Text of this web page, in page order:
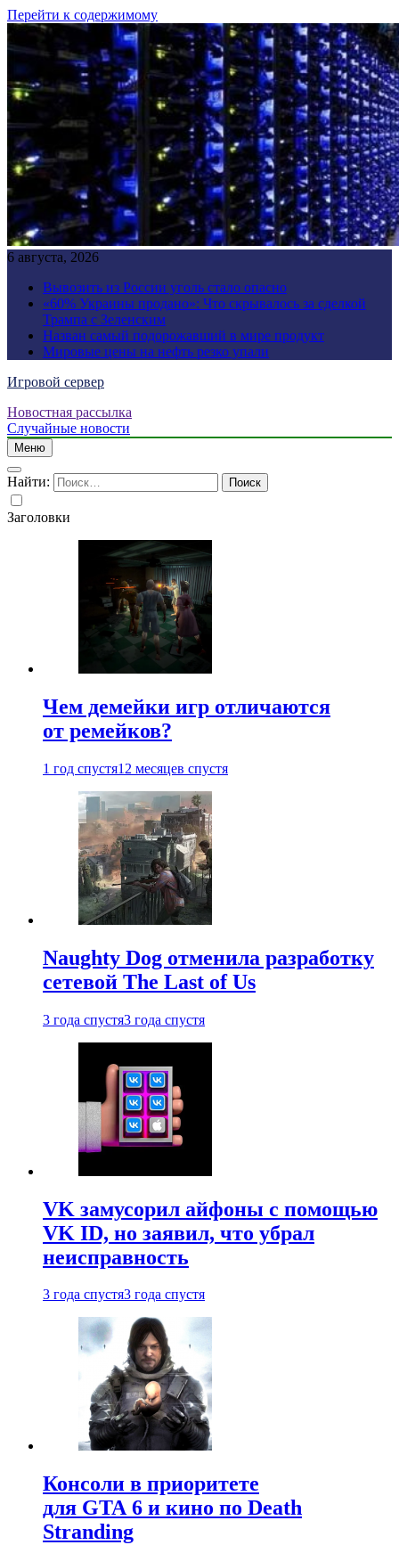
Перейти к содержимому
6 августа, 2026
Вывозить из России уголь стало опасно
«60% Украины продано»: Что скрывалось за сделкой
Трампа с Зеленским
Назван самый подорожавший в мире продукт
Мировые цены на нефть резко упали
Игровой сервер
Новостная рассылка
Случайные новости
Меню
Найти:
Заголовки
Чем демейки игр отличаются
от ремейков?
1 год спустя12 месяцев спустя
Naughty Dog отменила разработку
сетевой The Last of Us
3 года спустя3 года спустя
VK замусорил айфоны с помощью
VK ID, но заявил, что убрал
неисправность
3 года спустя3 года спустя
Консоли в приоритете
для GTA 6 и кино по Death
Stranding